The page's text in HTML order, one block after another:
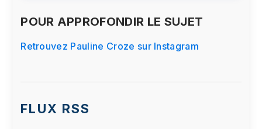
POUR APPROFONDIR LE SUJET
Retrouvez Pauline Croze sur Instagram
FLUX RSS